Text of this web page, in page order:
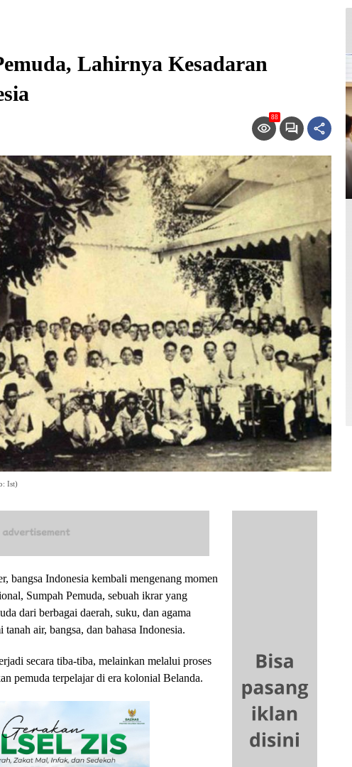
Lahirnya Kesadaran
88
Ist)
Indonesia kembali mengenang momen
Sumpah Pemuda, sebuah ikrar yang
dari berbagai daerah, suku, dan agama
air, bangsa, dan bahasa Indonesia.
secara tiba-tiba, melainkan melalui proses
pemuda terpelajar di era kolonial Belanda.